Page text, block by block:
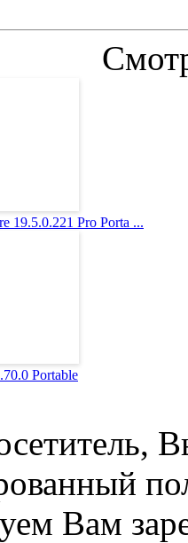
19.5.0.221 Pro Porta ...
Portable
Вам